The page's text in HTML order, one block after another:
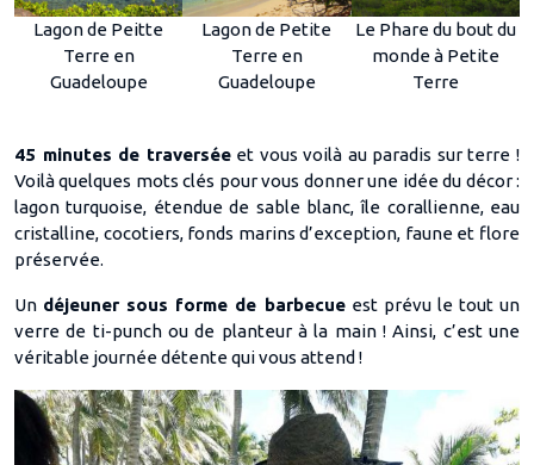
Lagon de Peitte
Terre en
Guadeloupe
Lagon de Petite
Terre en
Guadeloupe
Le Phare du bout du
monde à Petite
Terre
45 minutes de traverséeet vous voilà au paradis sur terre !
Voilà quelques mots clés pour vous donner une idée du décor :
lagon turquoise, étendue de sable blanc, île corallienne, eau
cristalline, cocotiers, fonds marins d’exception, faune et flore
préservée.
Un déjeuner sous forme de barbecueest prévu le tout un
verre de ti-punch ou de planteur à la main ! Ainsi, c’est une
véritable journée détente qui vous attend !